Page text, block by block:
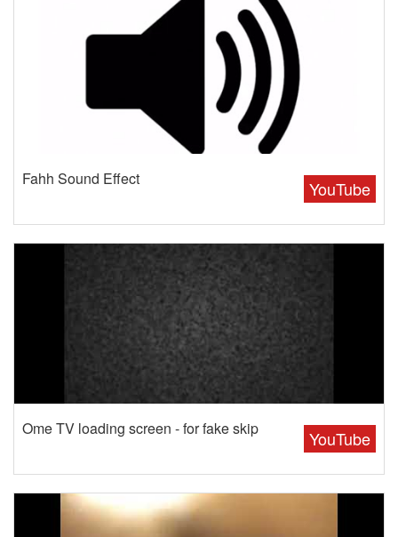
YouTube
Fahh Sound Effect
YouTube
Ome TV loading screen - for fake skip